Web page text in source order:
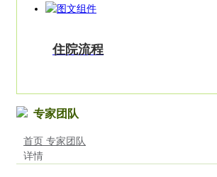
住院流程
专家团队
首页 专家团队
详情